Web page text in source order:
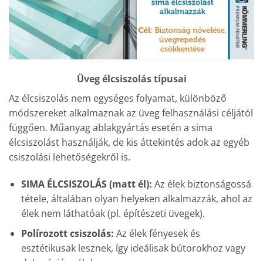
Üveg élcsiszolás típusai
Az élcsiszolás nem egységes folyamat, különböző
módszereket alkalmaznak az üveg felhasználási céljától
függően. Műanyag ablakgyártás esetén a sima
élcsiszolást használják, de kis áttekintés adok az egyéb
csiszolási lehetőségekről is.
SIMA ÉLCSISZOLÁS (matt él): Az élek biztonságossá
tétele, általában olyan helyeken alkalmazzák, ahol az
élek nem láthatóak (pl. építészeti üvegek).
Polírozott csiszolás: Az élek fényesek és
esztétikusak lesznek, így ideálisak bútorokhoz vagy